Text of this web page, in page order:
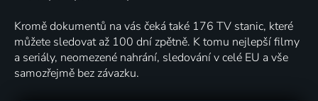
Kromě dokumentů na vás čeká také 176 TV stanic, které
můžete sledovat až 100 dní zpětně. K tomu nejlepší filmy
a seriály, neomezené nahrání, sledování v celé EU a vše
samozřejmě bez závazku.